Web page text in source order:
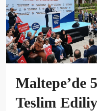
Maltepe’de
Teslim